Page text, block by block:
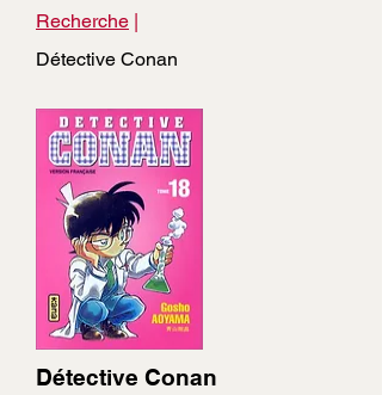
Recherche |
Détective Conan
Détective Conan